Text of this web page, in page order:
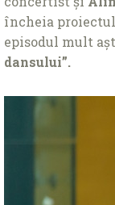
încheia proiectul
episodul mult
dansului”.